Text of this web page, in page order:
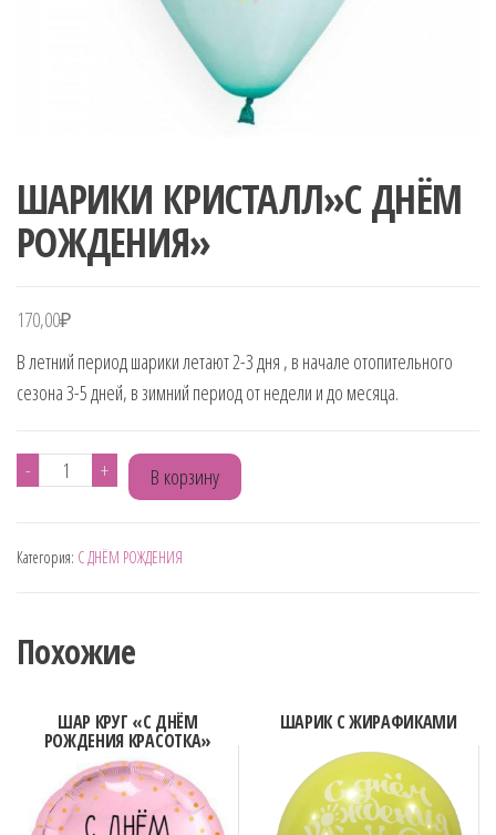
ШАРИКИ КРИСТАЛЛ»С ДНЁМ
РОЖДЕНИЯ»
170,00₽
В летний период шарики летают 2-3 дня , в начале отопительного
сезона 3-5 дней, в зимний период от недели и до месяца.
-
Количество
КРИСТАЛЛ"С
+ В корзину
Категория: С ДНЁМ РОЖДЕНИЯ
Похожие
ШАР КРУГ «С ДНЁМ
РОЖДЕНИЯ КРАСОТКА»
ШАРИК С ЖИРАФИКАМИ